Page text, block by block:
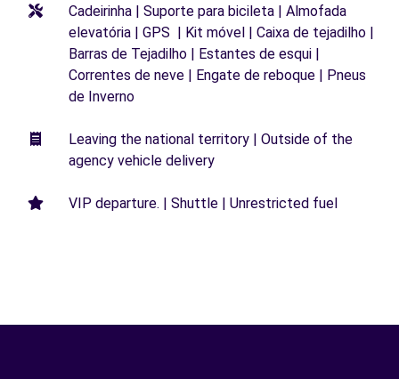
Cadeirinha | Suporte para bicileta | Almofada
elevatória | GPS | Kit móvel | Caixa de tejadilho |
Barras de Tejadilho | Estantes de esqui |
Correntes de neve | Engate de reboque | Pneus
de Inverno
Leaving the national territory | Outside of the
agency vehicle delivery
VIP departure. | Shuttle | Unrestricted fuel